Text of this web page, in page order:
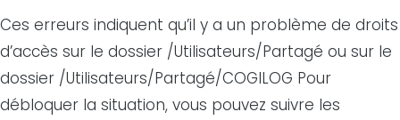
Ces erreurs indiquent qu’il y a un problème de droits
d’accès sur le dossier /Utilisateurs/Partagé ou sur le
dossier /Utilisateurs/Partagé/COGILOG Pour
débloquer la situation, vous pouvez suivre les